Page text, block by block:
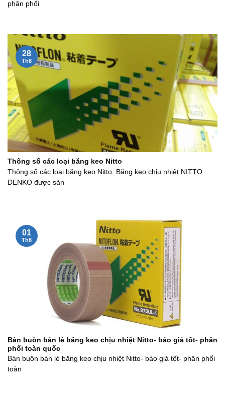
phân phối
Thông số các loại băng keo Nitto
Thông số các loại băng keo Nitto. Băng keo chịu nhiệt NITTO
DENKO được sản
28
Th8
Bán buôn bán lẻ băng keo chịu nhiệt Nitto- báo giá tốt- phân
phối toàn quốc
Bán buôn bán lẻ băng keo chịu nhiệt Nitto- báo giá tốt- phân phối
toàn
01
Th8